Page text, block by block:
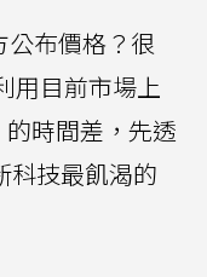
公布價格？很
用目前市場上
的時間差，先透
科技最飢渴的